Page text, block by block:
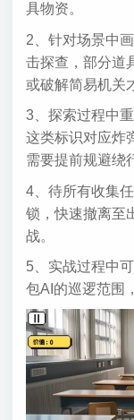
具物资。
2、针对场景中
击探查，部分道
或破解简易机关
3、探索过程中
这类标识对应炸
需要提前规避绕
4、待所有收集
锁，快速撤离至
战。
5、实战过程中
包AI的巡逻范围